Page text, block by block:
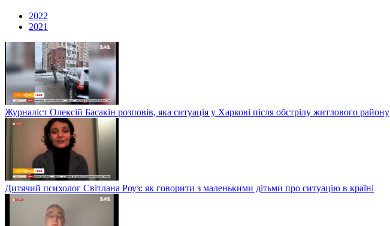
2022
2021
Журналіст Олексій Басакін розповів, яка ситуація у Харкові після обстрілу житлового району
Дитячий психолог Світлана Роуз: як говорити з маленькими дітьми про ситуацію в країні